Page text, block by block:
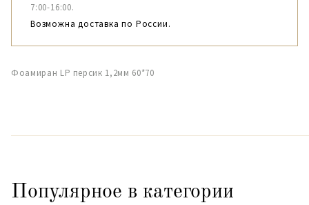
7:00-16:00.
Возможна доставка по России.
Фоамиран LP персик 1,2мм 60*70
Популярное в категории